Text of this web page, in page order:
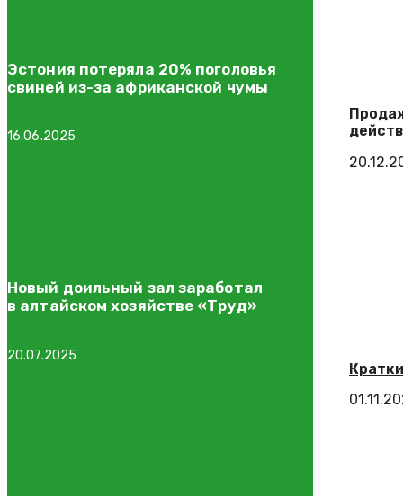
Эстония потеряла 20% поголовья
свиней из-за африканской чумы
16.06.2025
Новый доильный зал заработал
в алтайском хозяйстве «Труд»
20.07.2025